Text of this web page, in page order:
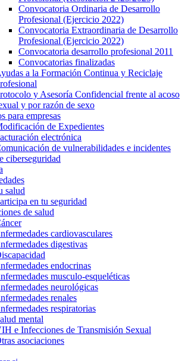
Convocatoria Ordinaria de Desarrollo
Profesional (Ejercicio 2022)
Convocatoria Extraordinaria de Desarrollo
Profesional (Ejercicio 2022)
Convocatoria desarrollo profesional 2011
Convocatorias finalizadas
a la Formación Continua y Reciclaje
y Asesoría Confidencial frente al acoso
y por razón de sexo
para empresas
de Expedientes
electrónica
de vulnerabilidades e incidentes
ciberseguridad
salud
en tu seguridad
de salud
cardiovasculares
digestivas
endocrinas
musculo-esqueléticas
neurológicas
renales
respiratorias
mental
e Infecciones de Transmisión Sexual
asociaciones